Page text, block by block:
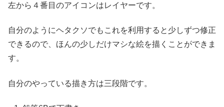
左から４番目のアイコンはレイヤーです。
自分のようにヘタクソでもこれを利用すると少しずつ修正
できるので、ほんの少しだけマシな絵を描くことができま
す。
自分のやっている描き方は三段階です。